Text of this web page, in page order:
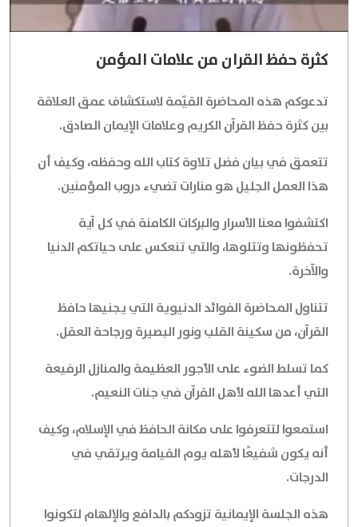
كثرة حفظ القران من علامات المؤمن
تدعوكم هذه المحاضرة القيّمة لاستكشاف عمق العلاقة
بين كثرة حفظ القرآن الكريم وعلامات الإيمان الصادق.
تتعمق في بيان فضل تلاوة كتاب الله وحفظه، وكيف أن
هذا العمل الجليل هو منارات تضيء دروب المؤمنين.
اكتشفوا معنا الأسرار والبركات الكامنة في كل آية
تحفظونها وتتلوها، والتي تنعكس على حياتكم الدنيا
والآخرة.
تتناول المحاضرة الفوائد الدنيوية التي يجنيها حافظ
القرآن، من سكينة القلب ونور البصيرة ورجاحة العقل.
كما تسلط الضوء على الأجور العظيمة والمنازل الرفيعة
التي أعدها الله لأهل القرآن في جنات النعيم.
استمعوا لتتعرفوا على مكانة الحافظ في الإسلام، وكيف
أنه يكون شفيعًا لأهله يوم القيامة ويرتقي في
الدرجات.
هذه الجلسة الإيمانية تزودكم بالدافع والإلهام لتكونوا